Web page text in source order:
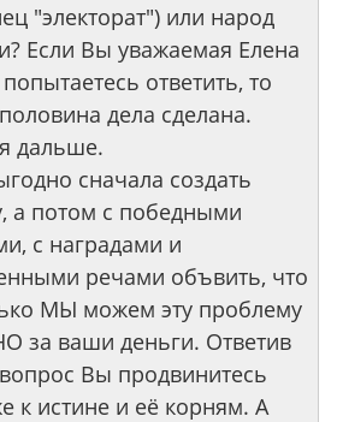
"электорат") или народ
Если Вы уважаемая Елена
ответить, то
дела сделана.
дальше.
сначала создать
а потом с победными
с наградами и
речами объвить, что
МЫ можем эту проблему
за ваши деньги. Ответив
Вы продвинитесь
к истине и её корням. А